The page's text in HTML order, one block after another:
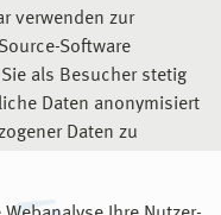
verwenden zur
Software
als Besucher stetig
Daten anonymisiert
Daten zu